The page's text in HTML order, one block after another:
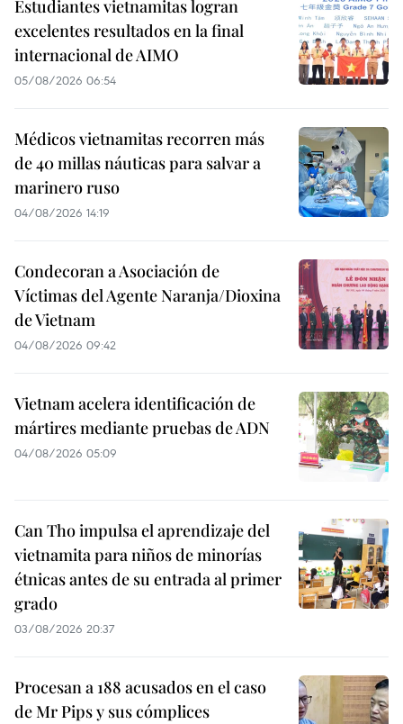
Estudiantes vietnamitas logran
excelentes resultados en la final
internacional de AIMO
05/08/2026 06:54
Médicos vietnamitas recorren más
de 40 millas náuticas para salvar a
marinero ruso
04/08/2026 14:19
Condecoran a Asociación de
Víctimas del Agente Naranja/Dioxina
de Vietnam
04/08/2026 09:42
Vietnam acelera identificación de
mártires mediante pruebas de ADN
04/08/2026 05:09
Can Tho impulsa el aprendizaje del
vietnamita para niños de minorías
étnicas antes de su entrada al primer
grado
03/08/2026 20:37
Procesan a 188 acusados en el caso
de Mr Pips y sus cómplices